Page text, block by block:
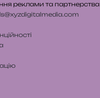
реклами та партнерства